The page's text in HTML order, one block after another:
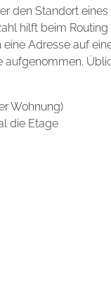
den Standort
hilft beim
eine Adresse auf
Wohnung)
die Etage